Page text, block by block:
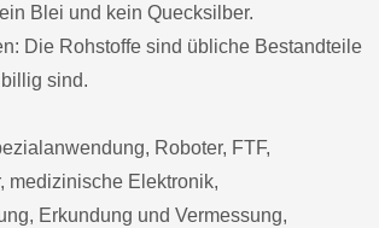
Blei und kein Quecksilber.
Die Rohstoffe sind übliche Bestandteile
sind.
Roboter, FTF,
medizinische Elektronik,
Erkundung und Vermessung,